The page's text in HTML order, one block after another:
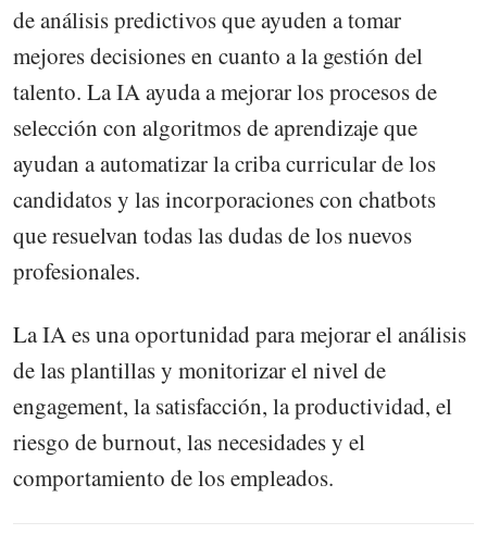
de análisis predictivos que ayuden a tomar
mejores decisiones en cuanto a la gestión del
talento. La IA ayuda a mejorar los procesos de
selección con algoritmos de aprendizaje que
ayudan a automatizar la criba curricular de los
candidatos y las incorporaciones con chatbots
que resuelvan todas las dudas de los nuevos
profesionales.
La IA es una oportunidad para mejorar el análisis
de las plantillas y monitorizar el nivel de
engagement, la satisfacción, la productividad, el
riesgo de burnout, las necesidades y el
comportamiento de los empleados.